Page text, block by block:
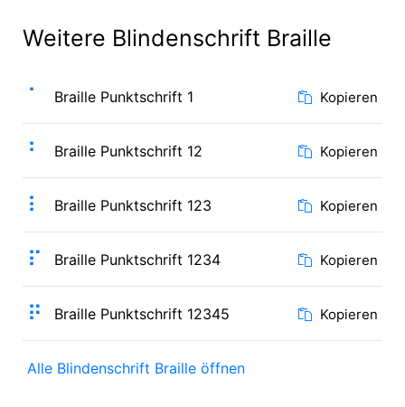
Weitere Blindenschrift Braille
⠁ Braille Punktschrift 1 Kopieren
⠃ Braille Punktschrift 12 Kopieren
⠇ Braille Punktschrift 123 Kopieren
⠏ Braille Punktschrift 1234 Kopieren
⠟ Braille Punktschrift 12345 Kopieren
Alle Blindenschrift Braille öffnen